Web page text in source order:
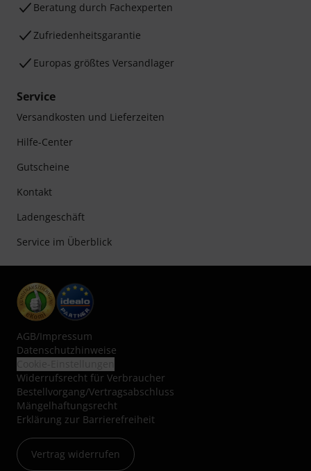
Beratung durch Fachexperten
Zufriedenheitsgarantie
Europas größtes Versandlager
Service
Versandkosten und Lieferzeiten
Hilfe-Center
Gutscheine
Kontakt
Ladengeschäft
Service im Überblick
AGB/Impressum
Datenschutzhinweise
Widerrufsrecht für Verbraucher
Bestellvorgang/Vertragsabschluss
Mängelhaftungsrecht
Erklärung zur Barrierefreiheit
Vertrag widerrufen